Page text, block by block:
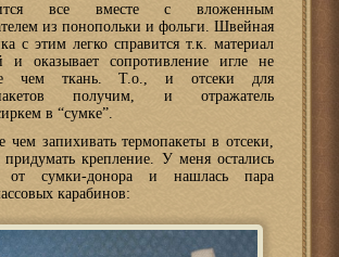
все вместе с вложенным
из понопольки и фольги. Швейная
с этим легко справится т.к. материал
и оказывает сопротивление игле не
чем ткань. Т.о., и отсеки для
получим, и отражатель
в “сумке”.
чем запихивать термопакеты в отсеки,
крепление. У меня остались
от сумки-донора и нашлась пара
карабинов: